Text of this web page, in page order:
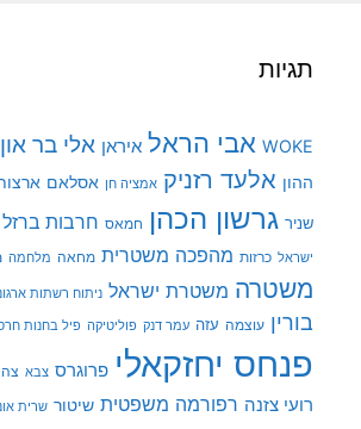
תגיות
WOKE אבי הראל איראן אלי בר און
ההון אלעד רזניק אמציה חן אסלאם
שניר גרשון הכהן חמאס חרבות ברזל
ישראל כרזות מהפכה משטרית מחאה מלחמה
משטרה משטרת ישראל ניתוח רשתות
בורין עוצמה עזה עמר דנק פוליטיקה פיל בחנות
פנחס יחזקאלי פרוגרס צבא
רועי צזנה רפורמה משפטית שיטור שרית